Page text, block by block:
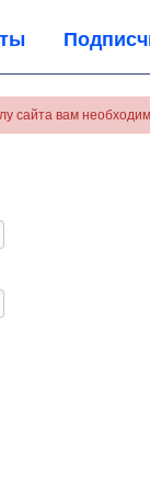
сайта вам